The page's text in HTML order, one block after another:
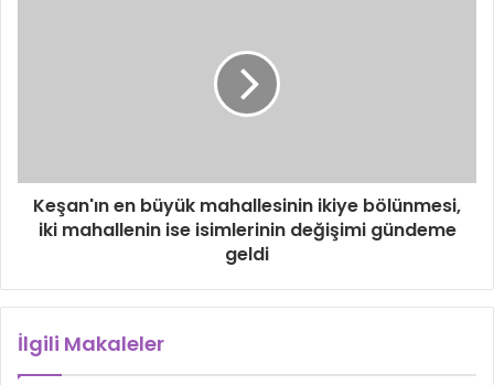
Keşan'ın en büyük mahallesinin ikiye bölünmesi,
iki mahallenin ise isimlerinin değişimi gündeme
geldi
İlgili Makaleler